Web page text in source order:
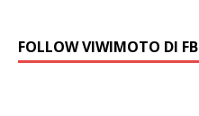
FOLLOW VIWIMOTO DI FB